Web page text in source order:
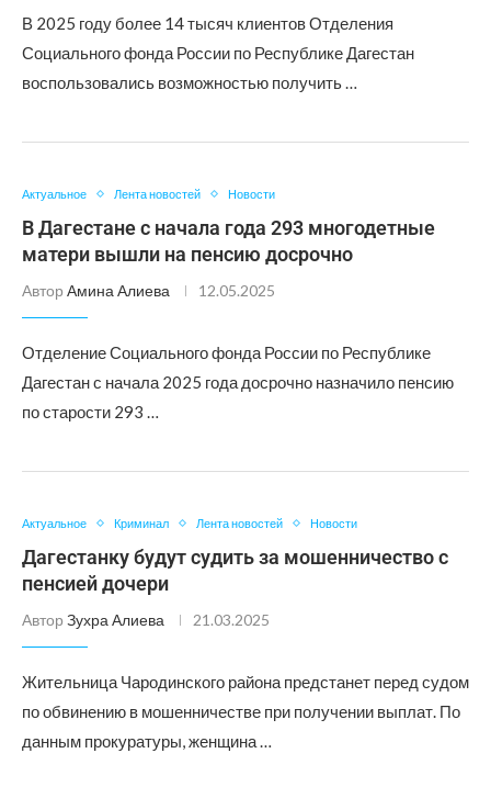
В 2025 году более 14 тысяч клиентов Отделения
Социального фонда России по Республике Дагестан
воспользовались возможностью получить …
Актуальное Лента новостей Новости
В Дагестане с начала года 293 многодетные
матери вышли на пенсию досрочно
Автор Амина Алиева 12.05.2025
Отделение Социального фонда России по Республике
Дагестан с начала 2025 года досрочно назначило пенсию
по старости 293 …
Актуальное Криминал Лента новостей Новости
Дагестанку будут судить за мошенничество с
пенсией дочери
Автор Зухра Алиева 21.03.2025
Жительница Чародинского района предстанет перед судом
по обвинению в мошенничестве при получении выплат. По
данным прокуратуры, женщина …